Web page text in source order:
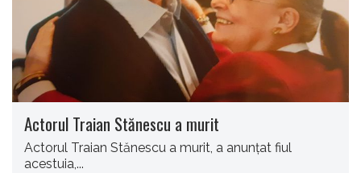
Actorul Traian Stănescu a murit
Actorul Traian Stănescu a murit, a anunţat fiul
acestuia,...